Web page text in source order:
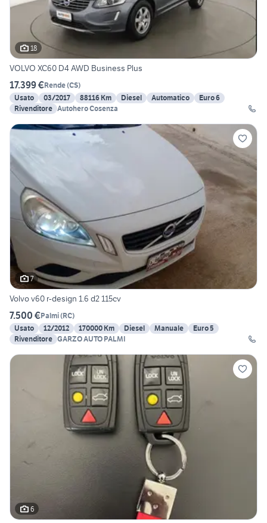
18
VOLVO XC60 D4 AWD Business Plus
17.399 €Rende(CS)
Usato
03/2017 88116 Km Diesel Automatico
Euro 6
Rivenditore Autohero Cosenza
7
Volvo v60 r-design 1.6 d2 115cv
7.500 €Palmi(RC)
Usato
12/2012 170000 Km Diesel Manuale
Euro 5
Rivenditore GARZO AUTO PALMI
6